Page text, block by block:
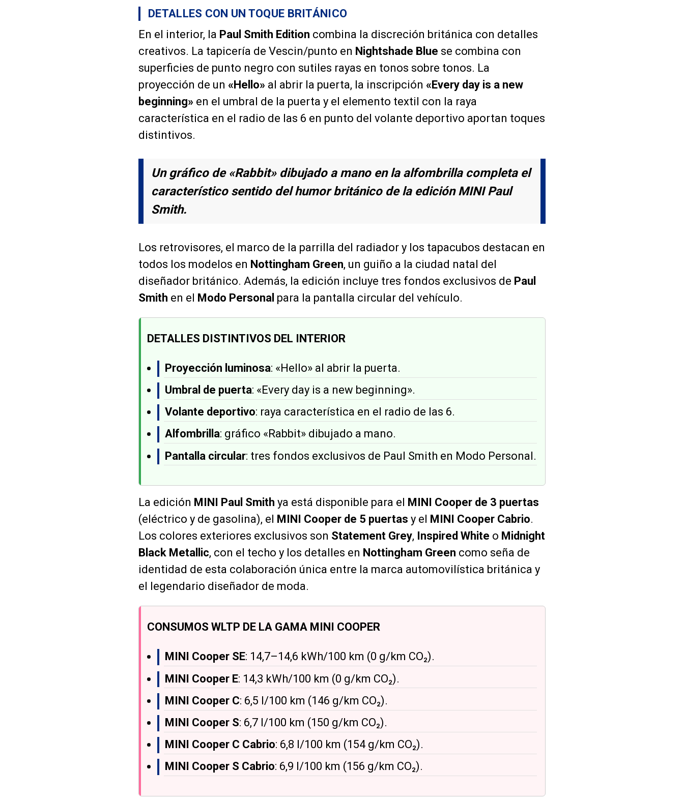
DETALLES CON UN TOQUE BRITÁNICO
En el interior, la Paul Smith Edition combina la discreción británica con detalles
creativos. La tapicería de Vescin/punto en Nightshade Blue se combina con
superficies de punto negro con sutiles rayas en tonos sobre tonos. La
proyección de un «Hello» al abrir la puerta, la inscripción «Every day is a new
beginning» en el umbral de la puerta y el elemento textil con la raya
característica en el radio de las 6 en punto del volante deportivo aportan toques
distintivos.
Un gráfico de «Rabbit» dibujado a mano en la alfombrilla completa el
característico sentido del humor británico de la edición MINI Paul
Smith.
Los retrovisores, el marco de la parrilla del radiador y los tapacubos destacan en
todos los modelos en Nottingham Green, un guiño a la ciudad natal del
diseñador británico. Además, la edición incluye tres fondos exclusivos de Paul
Smith en el Modo Personal para la pantalla circular del vehículo.
DETALLES DISTINTIVOS DEL INTERIOR
Proyección luminosa: «Hello» al abrir la puerta.
Umbral de puerta: «Every day is a new beginning».
Volante deportivo: raya característica en el radio de las 6.
Alfombrilla: gráfico «Rabbit» dibujado a mano.
Pantalla circular: tres fondos exclusivos de Paul Smith en Modo Personal.
La edición MINI Paul Smith ya está disponible para el
MINI Cooper de 3 puertas
(eléctrico y de gasolina), el
MINI Cooper de 5 puertas y el MINI Cooper Cabrio.
Los colores exteriores exclusivos son Statement Grey, Inspired White o Midnight
Black Metallic, con el techo y los detalles en Nottingham Green como seña de
identidad de esta colaboración única entre la marca automovilística británica y
el legendario diseñador de moda.
CONSUMOS WLTP DE LA GAMA MINI COOPER
MINI Cooper SE: 14,7–14,6 kWh/100 km (0 g/km CO₂).
MINI Cooper E: 14,3 kWh/100 km (0 g/km CO₂).
MINI Cooper C: 6,5 l/100 km (146 g/km CO₂).
MINI Cooper S: 6,7 l/100 km (150 g/km CO₂).
MINI Cooper C Cabrio: 6,8 l/100 km (154 g/km CO₂).
MINI Cooper S Cabrio: 6,9 l/100 km (156 g/km CO₂).